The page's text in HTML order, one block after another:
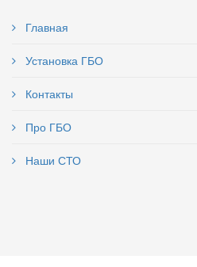
Главная
Установка ГБО
Контакты
Про ГБО
Наши СТО